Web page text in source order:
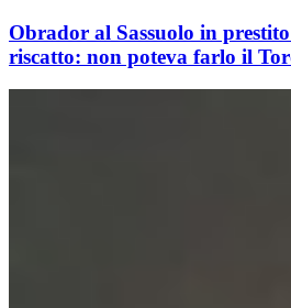
Obrador al Sassuolo in
riscatto: non poteva farlo il